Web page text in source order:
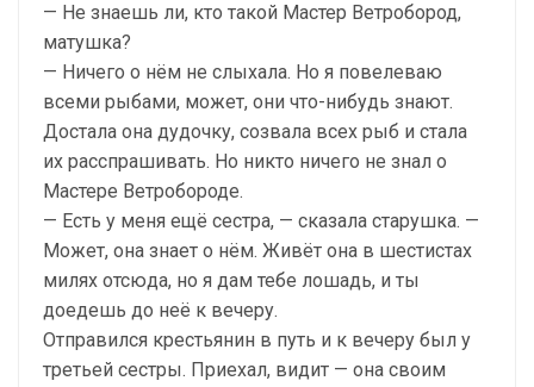
— Не знаешь ли, кто такой Мастер Ветробород,
матушка?
— Ничего о нём не слыхала. Но я повелеваю
всеми рыбами, может, они что-нибудь знают.
Достала она дудочку, созвала всех рыб и стала
их расспрашивать. Но никто ничего не знал о
Мастере Ветробороде.
— Есть у меня ещё сестра, — сказала старушка. —
Может, она знает о нём. Живёт она в шестистах
милях отсюда, но я дам тебе лошадь, и ты
доедешь до неё к вечеру.
Отправился крестьянин в путь и к вечеру был у
третьей сестры. Приехал, видит — она своим